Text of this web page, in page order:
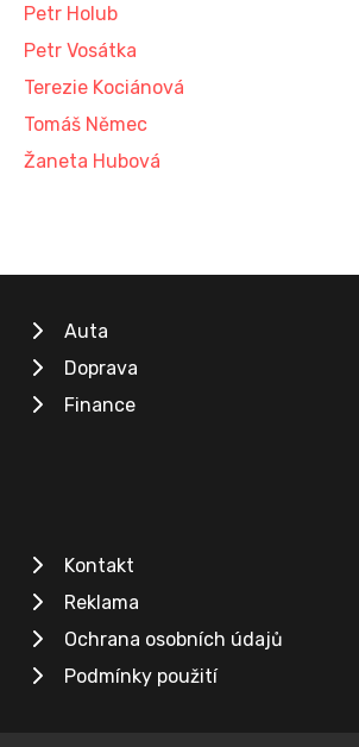
Petr Holub
Petr Vosátka
Terezie Kociánová
Tomáš Němec
Žaneta Hubová
Auta
Doprava
Finance
Kontakt
Reklama
Ochrana osobních údajů
Podmínky použití